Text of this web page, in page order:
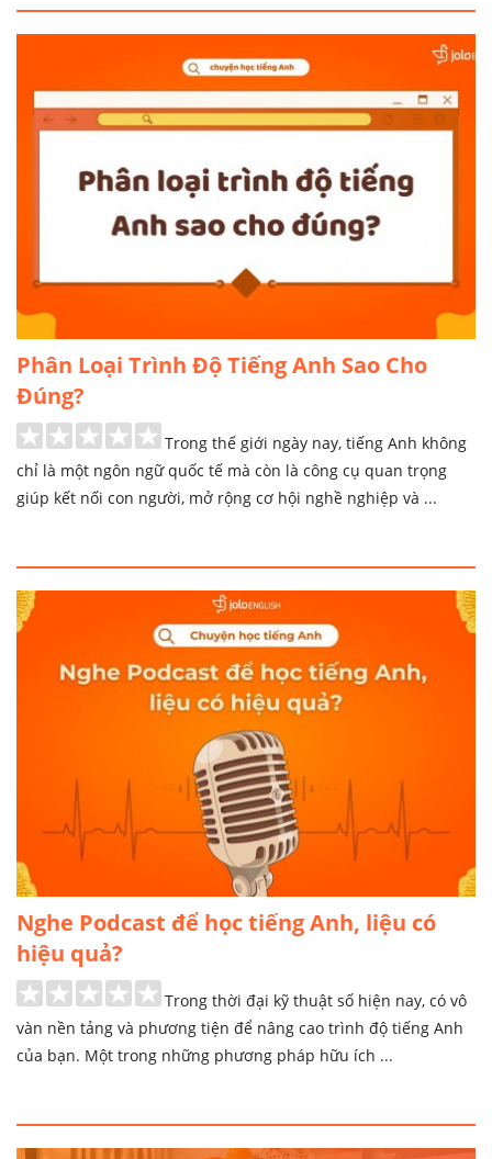
Phân Loại Trình Độ Tiếng Anh Sao Cho
Đúng?
Trong thế giới ngày nay, tiếng Anh không
chỉ là một ngôn ngữ quốc tế mà còn là công cụ quan trọng
giúp kết nối con người, mở rộng cơ hội nghề nghiệp và ...
Nghe Podcast để học tiếng Anh, liệu có
hiệu quả?
Trong thời đại kỹ thuật số hiện nay, có vô
vàn nền tảng và phương tiện để nâng cao trình độ tiếng Anh
của bạn. Một trong những phương pháp hữu ích ...